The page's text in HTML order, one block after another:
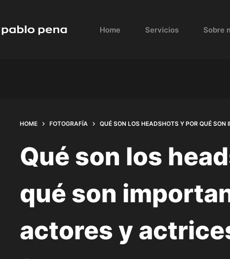
content
Home Servicios Sobre
HOME FOTOGRAFÍA QUÉ SON LOS HEADSHOTS Y POR QUÉ
Qué son los
qué son
actores y